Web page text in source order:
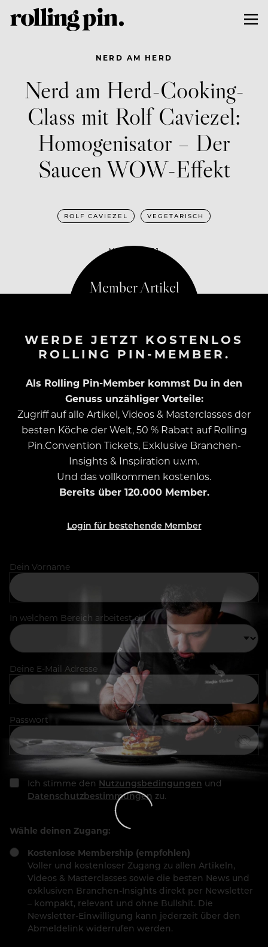
NERD AM HERD
Nerd am Herd-Cooking-
Class mit Rolf Caviezel:
Homogenisator – Der
Saucen WOW-Effekt
ROLF CAVIEZEL VEGETARISCH
MAI 19, 2021
WERDE JETZT KOSTENLOS
ROLLING PIN-MEMBER.
Als Rolling Pin-Member kommst Du in den
Genuss unzähliger Vorteile:
Zugriff auf alle Artikel, Videos & Masterclasses der
besten Köche der Welt, 50 % Rabatt auf Rolling
Pin.Convention Tickets, Exklusive Branchen-
Insights & Inspiration u.v.m.
Und das vollkommen kostenlos.
Bereits über 120.000 Member.
Login für bestehende Member
Dein Vorname
In welchem Bereich arbeitest du
Deine E-Mail Adresse
Passwort
Ich stimme den Nutzungsbedingungen und
Datenschutzbestimmungen zu.
Wähle deinen Zugang:
Kostenlose Membership (empfohlen)
Voller und kostenloser Zugang zu allen Artikeln,
Videos & Masterclasses sowie die besten News und
exklusiven Branchen-Insights direkt per Newsletter
– kompakt, relevant und ohne Bullshit. Die
Newsletter-Einwilligung kann jederzeit über den
Abmeldelink widerrufen werden.